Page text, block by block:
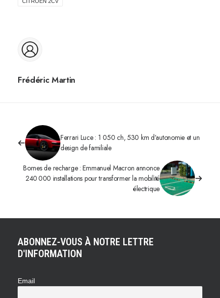
Frédéric Martin
Ferrari Luce : 1 050 ch, 530 km d’autonomie et un
design de familiale
Bornes de recharge : Emmanuel Macron annonce
240 000 installations pour transformer la mobilité
électrique
ABONNEZ-VOUS À NOTRE LETTRE
D'INFORMATION
Email